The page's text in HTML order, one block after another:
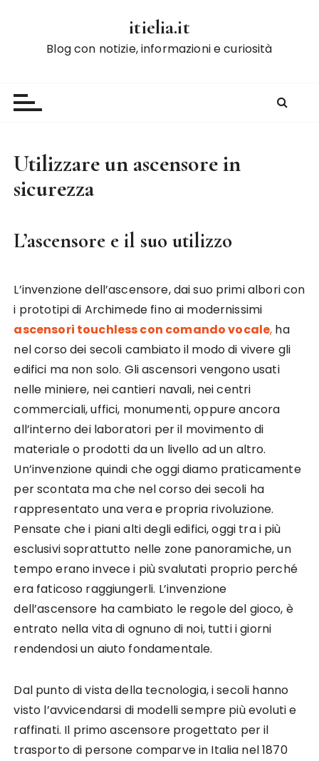
itielia.it
Blog con notizie, informazioni e curiosità
Utilizzare un ascensore in
sicurezza
L’ascensore e il suo utilizzo
L’invenzione dell’ascensore, dai suo primi albori con
i prototipi di Archimede fino ai modernissimi
ascensori touchless con comando vocale, ha
nel corso dei secoli cambiato il modo di vivere gli
edifici ma non solo. Gli ascensori vengono usati
nelle miniere, nei cantieri navali, nei centri
commerciali, uffici, monumenti, oppure ancora
all’interno dei laboratori per il movimento di
materiale o prodotti da un livello ad un altro.
Un’invenzione quindi che oggi diamo praticamente
per scontata ma che nel corso dei secoli ha
rappresentato una vera e propria rivoluzione.
Pensate che i piani alti degli edifici, oggi tra i più
esclusivi soprattutto nelle zone panoramiche, un
tempo erano invece i più svalutati proprio perché
era faticoso raggiungerli. L’invenzione
dell’ascensore ha cambiato le regole del gioco, è
entrato nella vita di ognuno di noi, tutti i giorni
rendendosi un aiuto fondamentale.
Dal punto di vista della tecnologia, i secoli hanno
visto l’avvicendarsi di modelli sempre più evoluti e
raffinati. Il primo ascensore progettato per il
trasporto di persone comparve in Italia nel 1870